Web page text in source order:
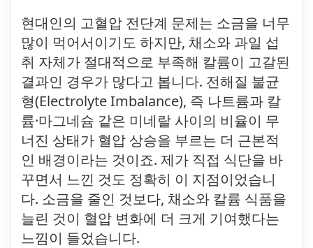
현대인의 고혈압 전단계 문제는 소금을 너무
많이 먹어서이기도 하지만, 채소와 과일 섭
취 자체가 절대적으로 부족해 칼륨이 고갈된
결과인 경우가 많다고 봅니다. 전해질 불균
형(Electrolyte Imbalance), 즉 나트륨과 칼
륨·마그네슘 같은 미네랄 사이의 비율이 무
너진 상태가 혈압 상승을 부르는 더 근본적
인 배경이라는 것이죠. 제가 직접 식단을 바
꾸면서 느낀 것도 정확히 이 지점이었습니
다. 소금을 줄인 것보다, 채소와 칼륨 식품을
늘린 것이 혈압 변화에 더 크게 기여했다는
느낌이 들었습니다.